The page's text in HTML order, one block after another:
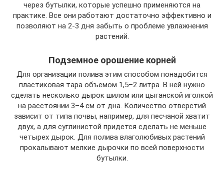
через бутылки, которые успешно применяются на
практике. Все они работают достаточно эффективно и
позволяют на 2-3 дня забыть о проблеме увлажнения
растений.
Подземное орошение корней
Для организации полива этим способом понадобится
пластиковая тара объемом 1,5–2 литра. В ней нужно
сделать несколько дырок шилом или цыганской иголкой
на расстоянии 3–4 см от дна. Количество отверстий
зависит от типа почвы, например, для песчаной хватит
двух, а для суглинистой придется сделать не меньше
четырех дырок. Для полива влаголюбивых растений
прокалывают мелкие дырочки по всей поверхности
бутылки.